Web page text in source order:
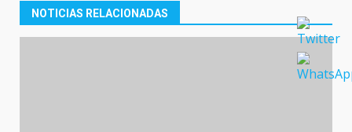
NOTICIAS RELACIONADAS